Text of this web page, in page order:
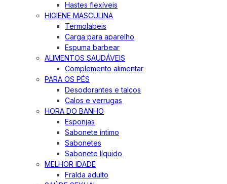
Hastes flexíveis
HIGIENE MASCULINA
Termolabeis
Carga para aparelho
Espuma barbear
ALIMENTOS SAUDÁVEIS
Complemento alimentar
PARA OS PÉS
Desodorantes e talcos
Calos e verrugas
HORA DO BANHO
Esponjas
Sabonete íntimo
Sabonetes
Sabonete líquido
MELHOR IDADE
Fralda adulto